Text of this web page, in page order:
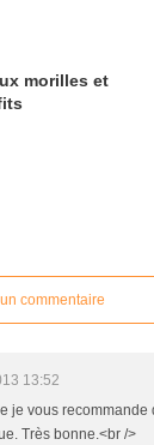
morilles et
commentaire
13:52
je vous recommande
Très bonne.<br />